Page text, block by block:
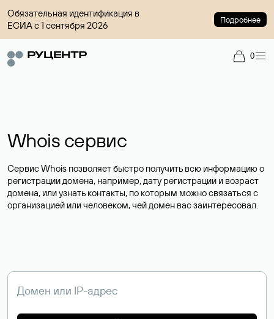
Обязательная идентификация в
ЕСИА с 1 сентября 2026
Подробнее
0
Whois сервис
Сервис Whois позволяет быстро получить всю информацию о
регистрации домена, например, дату регистрации и возраст
домена, или узнать контакты, по которым можно связаться с
организацией или человеком, чей домен вас заинтересовал.